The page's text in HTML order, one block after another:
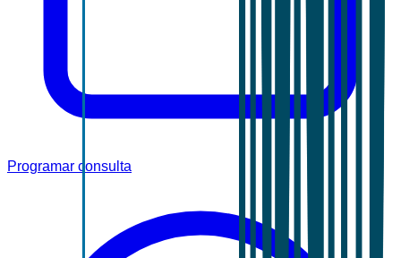
Programar consulta